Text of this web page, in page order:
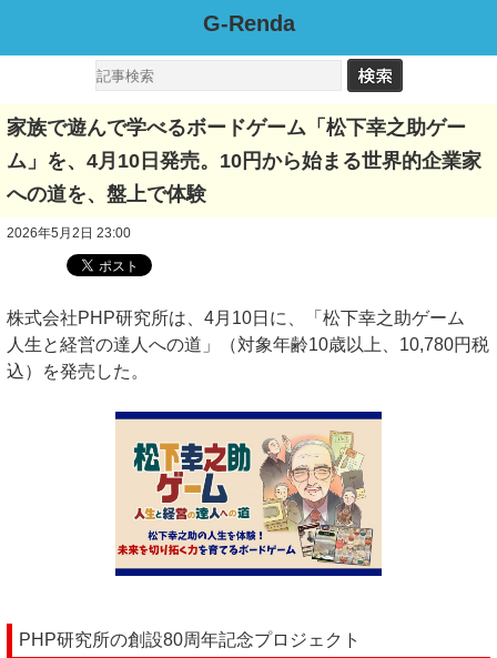
G-Renda
家族で遊んで学べるボードゲーム「松下幸之助ゲー
ム」を、4月10日発売。10円から始まる世界的企業家
への道を、盤上で体験
2026年5月2日 23:00
株式会社PHP研究所は、4月10日に、「松下幸之助ゲーム
人生と経営の達人への道」（対象年齢10歳以上、10,780円税
込）を発売した。
PHP研究所の創設80周年記念プロジェクト